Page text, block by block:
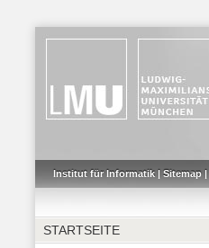
Institut für Informatik| Sitemap|
STARTSEITE